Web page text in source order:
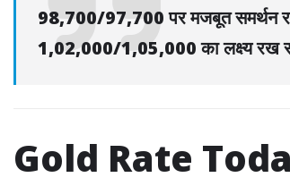
98,700/97,700 पर मजबूत समर्थन
1,02,000/1,05,000 का लक्ष्य रख
Gold Rate